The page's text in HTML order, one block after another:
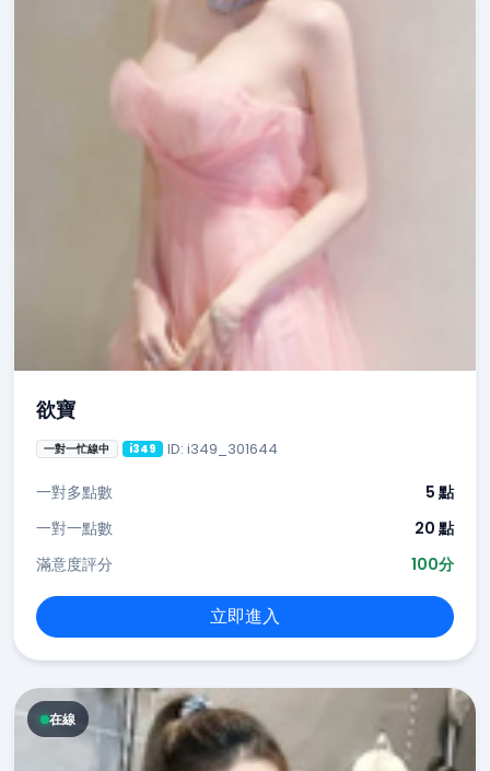
欲寶
一對一忙線中 i349 ID: i349_301644
一對多點數
5 點
一對一點數
20 點
滿意度評分
100分
立即進入
在線